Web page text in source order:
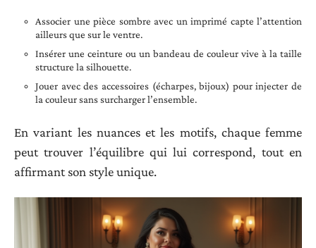
Associer une pièce sombre avec un imprimé capte l’attention
ailleurs que sur le ventre.
Insérer une ceinture ou un bandeau de couleur vive à la taille
structure la silhouette.
Jouer avec des accessoires (écharpes, bijoux) pour injecter de
la couleur sans surcharger l’ensemble.
En variant les nuances et les motifs, chaque femme
peut trouver l’équilibre qui lui correspond, tout en
affirmant son style unique.